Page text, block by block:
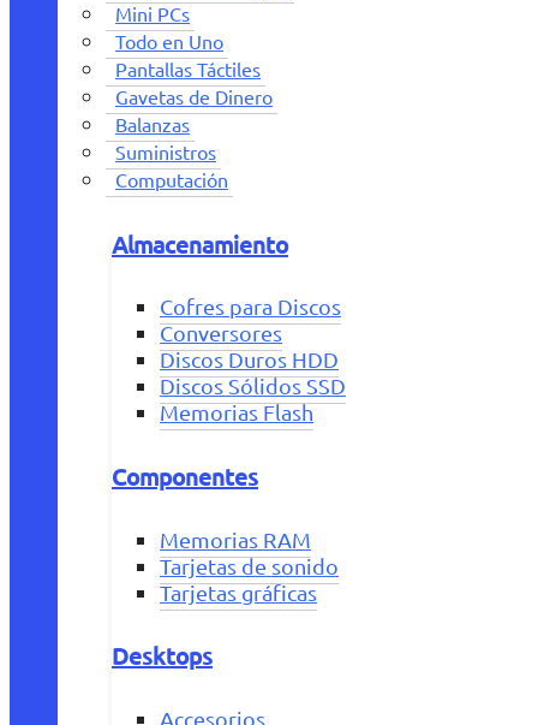
Mini PCs
Todo en Uno
Pantallas Táctiles
Gavetas de Dinero
Balanzas
Suministros
Computación
Almacenamiento
Cofres para Discos
Conversores
Discos Duros HDD
Discos Sólidos SSD
Memorias Flash
Componentes
Memorias RAM
Tarjetas de sonido
Tarjetas gráficas
Desktops
Accesorios